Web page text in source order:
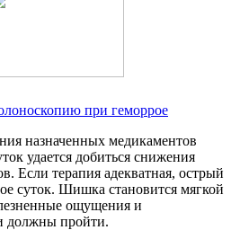
при геморрое
назначенных медикаментов
удается добиться снижения
Если терапия адекватная, острый
суток. Шишка становится мягкой
ощущения и
должны пройти.